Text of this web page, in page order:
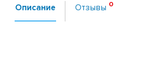
Описание Отзывы